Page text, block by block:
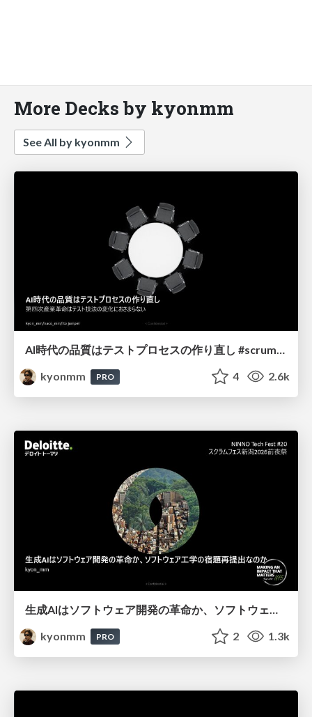
More Decks by kyonmm
See All by kyonmm
AI時代の品質はテストプロセスの作り直し #scrumniigata
kyonmm
PRO 4 2.6k
kyonmm
PRO 2 1.3k